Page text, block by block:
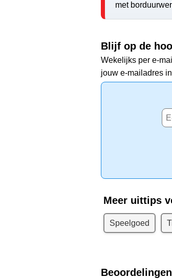
met
Blijf op de
Wekelijks per e-
jouw e-mailadres
Meer uittips
Speelgoed